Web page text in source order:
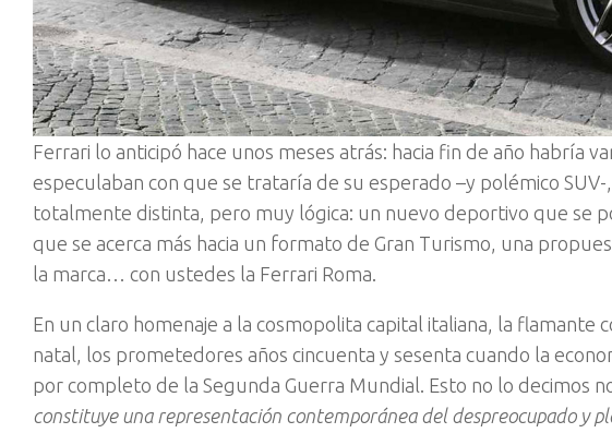
Ferrari lo anticipó hace unos meses atrás: hacia fin de año habría
especulaban con que se trataría de su esperado –y polémico
totalmente distinta, pero muy lógica: un nuevo deportivo que se
que se acerca más hacia un formato de Gran Turismo, una
la marca… con ustedes la Ferrari Roma.
En un claro homenaje a la cosmopolita capital italiana, la flamante
natal, los prometedores años cincuenta y sesenta cuando la
por completo de la Segunda Guerra Mundial. Esto no lo decimos
constituye una representación contemporánea del despreocupado y